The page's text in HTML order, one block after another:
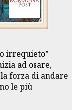
irrequieto”
ad osare,
forza di andare
le più